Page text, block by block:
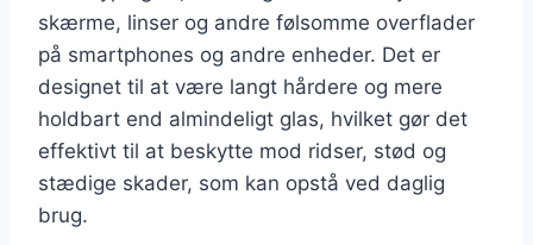
skærme, linser og andre følsomme overflader
på smartphones og andre enheder. Det er
designet til at være langt hårdere og mere
holdbart end almindeligt glas, hvilket gør det
effektivt til at beskytte mod ridser, stød og
stædige skader, som kan opstå ved daglig
brug.